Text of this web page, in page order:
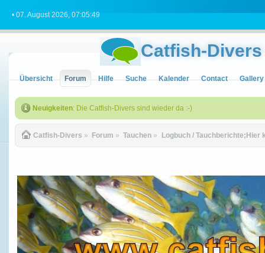
• 07. August 2026, 07:05:49
Catfish-Divers
Übersicht Forum Hilfe Suche Kalender Contact Gallery
Neuigkeiten: Die Catfish-Divers sind wieder da :-)
Catfish-Divers » Forum » Tauchen » Logbuch / Tauchberichte;Hier